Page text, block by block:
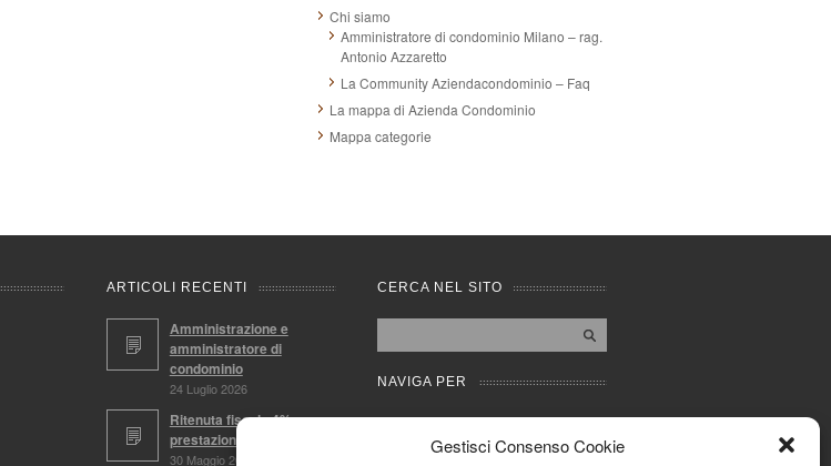
Gestisci Consenso Cookie
Chi siamo
Amministratore di condominio Milano – rag.
Antonio Azzaretto
La Community Aziendacondominio – Faq
La mappa di Azienda Condominio
Mappa categorie
ARTICOLI RECENTI
Amministrazione e
amministratore di
condominio
24 Luglio 2026
Ritenuta fiscale 4%,
prestazioni soggette
30 Maggio 2026
CERCA NEL SITO
NAVIGA PER
Mappa completa
Mappa categorie